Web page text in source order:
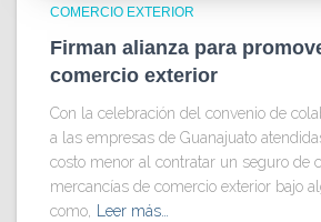
COMERCIO EXTERIOR
Firman alianza para
comercio exterior
Con la celebración del convenio de
a las empresas de Guanajuato
costo menor al contratar un seguro de
mercancías de comercio exterior bajo
como, Leer más…